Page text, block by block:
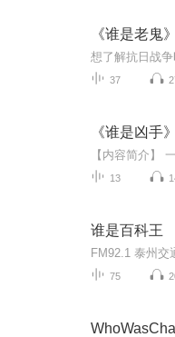
《谁是老鬼》
37
《谁是凶手》
13
谁是百科王
75